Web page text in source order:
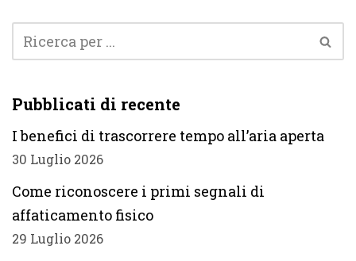
Pubblicati di recente
I benefici di trascorrere tempo all’aria aperta
30 Luglio 2026
Come riconoscere i primi segnali di
affaticamento fisico
29 Luglio 2026